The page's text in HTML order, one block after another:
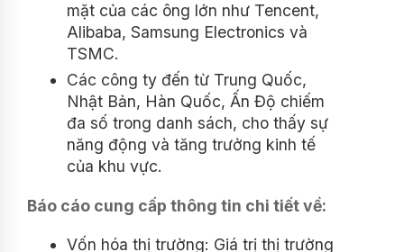
mặt của các ông lớn như Tencent,
Alibaba, Samsung Electronics và
TSMC.
Các công ty đến từ Trung Quốc,
Nhật Bản, Hàn Quốc, Ấn Độ chiếm
đa số trong danh sách, cho thấy sự
năng động và tăng trưởng kinh tế
của khu vực.
Báo cáo cung cấp thông tin chi tiết về:
Vốn hóa thị trường: Giá trị thị trường